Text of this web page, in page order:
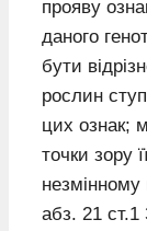
прояву
даного
бути
рослин
цих ознак;
точки зору
незмінному
абз. 21 ст.1